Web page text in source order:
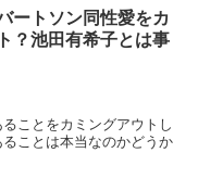
ートソン同性愛をカ
？池田有希子とは事
ことをカミングアウトし
ことは本当なのかどうか